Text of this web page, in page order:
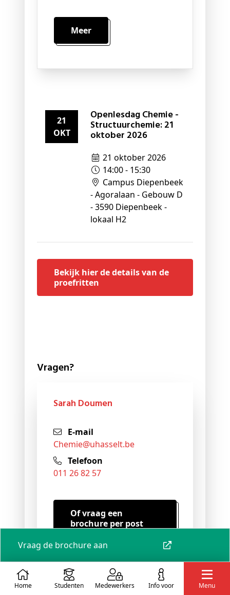
Meer
21
OKT
Openlesdag Chemie -
Structuurchemie: 21
oktober 2026
21 oktober 2026
14:00 - 15:30
Campus Diepenbeek
- Agoralaan - Gebouw D
- 3590 Diepenbeek -
lokaal H2
Bekijk hier de details van de
proefritten
Vragen?
Sarah Doumen
E-mail
chemie@uhasselt.be
Telefoon
011 26 82 57
Of vraag een
brochure per post
Vraag de brochure aan
Home Studenten Medewerkers info voor Menu